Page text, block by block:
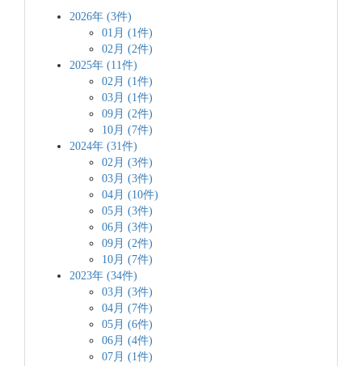
2026年 (3件)
01月 (1件)
02月 (2件)
2025年 (11件)
02月 (1件)
03月 (1件)
09月 (2件)
10月 (7件)
2024年 (31件)
02月 (3件)
03月 (3件)
04月 (10件)
05月 (3件)
06月 (3件)
09月 (2件)
10月 (7件)
2023年 (34件)
03月 (3件)
04月 (7件)
05月 (6件)
06月 (4件)
07月 (1件)